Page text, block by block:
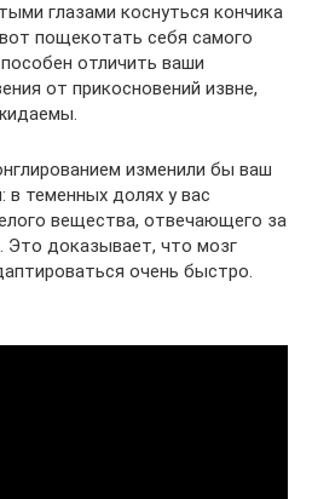
глазами коснуться кончика
пощекотать себя самого
отличить ваши
от прикосновений извне,
изменили бы ваш
в теменных долях у вас
вещества, отвечающего за
доказывает, что мозг
очень быстро.